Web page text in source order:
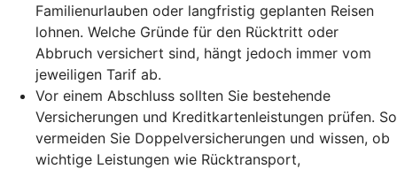
Familienurlauben oder langfristig geplanten Reisen
lohnen. Welche Gründe für den Rücktritt oder
Abbruch versichert sind, hängt jedoch immer vom
jeweiligen Tarif ab.
Vor einem Abschluss sollten Sie bestehende
Versicherungen und Kreditkartenleistungen prüfen. So
vermeiden Sie Doppelversicherungen und wissen, ob
wichtige Leistungen wie Rücktransport,